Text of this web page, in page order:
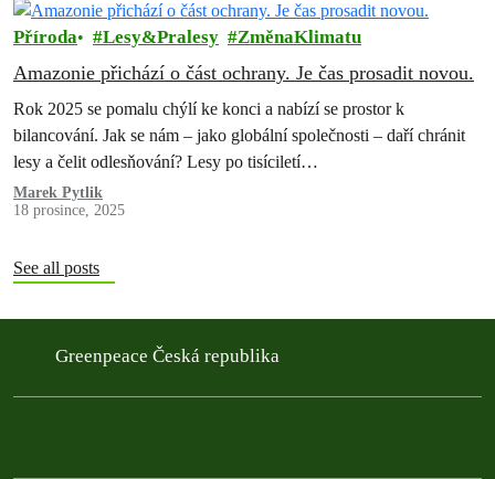
Příroda Lesy&Pralesy ZměnaKlimatu
Amazonie přichází o část ochrany. Je čas prosadit novou.
Rok 2025 se pomalu chýlí ke konci a nabízí se prostor k
bilancování. Jak se nám – jako globální společnosti – daří chránit
lesy a čelit odlesňování? Lesy po tisíciletí…
Marek Pytlik
18 prosince, 2025
See all posts
Greenpeace Česká republika